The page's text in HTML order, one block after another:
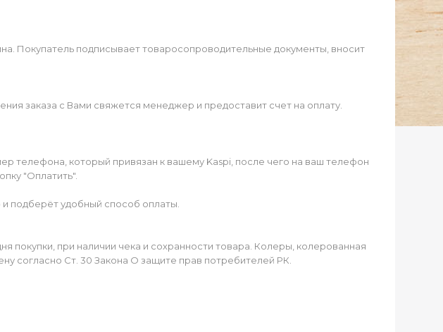
Покупатель подписывает товаросопроводительные документы, вносит
заказа с Вами свяжется менеджер и предоставит счет на оплату.
телефона, который привязан к вашему Kaspi, после чего на ваш телефон
"Оплатить".
подберёт удобный способ оплаты.
покупки, при наличии чека и сохранности товара. Колеры, колерованная
согласно Ст. 30 Закона О защите прав потребителей РК.